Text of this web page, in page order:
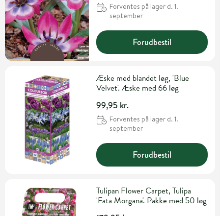
Forventes på lager d. 1.
september
Forudbestil
Æske med blandet løg, 'Blue
Velvet'. Æske med 66 løg
99,95 kr.
Forventes på lager d. 1.
september
Forudbestil
Tulipan Flower Carpet, Tulipa
'Fata Morgana'. Pakke med 50 løg